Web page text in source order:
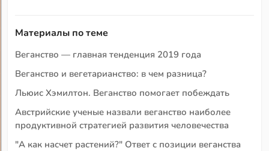
Материалы по теме
Веганство — главная тенденция 2019 года
Веганство и вегетарианство: в чем разница?
Льюис Хэмилтон. Веганство помогает побеждать
Австрийские ученые назвали веганство наиболее
продуктивной стратегией развития человечества
"А как насчет растений?" Ответ с позиции веганства